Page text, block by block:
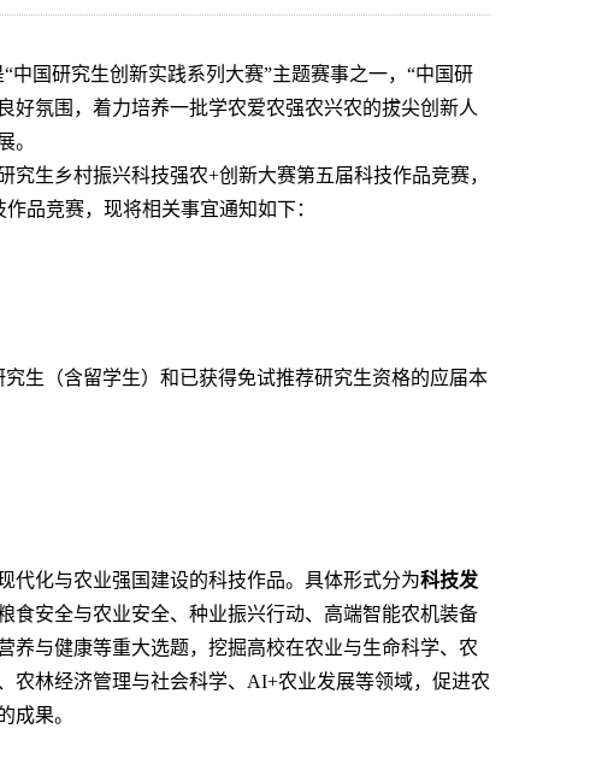
国研究生创新实践系列大赛”主题赛事之一，“中国研
好氛围，着力培养一批学农爱农强农兴农的拔尖创新人
。
生乡村振兴科技强农+创新大赛第五届科技作品竞赛，
品竞赛，现将相关事宜通知如下：
生（含留学生）和已获得免试推荐研究生资格的应届本
代化与农业强国建设的科技作品。具体形式分为科技发
食安全与农业安全、种业振兴行动、高端智能农机装备
养与健康等重大选题，挖掘高校在农业与生命科学、农
农林经济管理与社会科学、AI+农业发展等领域，促进农
成果。